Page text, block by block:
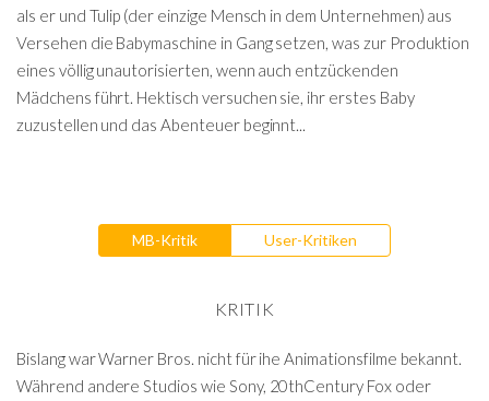
als er und Tulip (der einzige Mensch in dem Unternehmen) aus
Versehen die Babymaschine in Gang setzen, was zur Produktion
eines völlig unautorisierten, wenn auch entzückenden
Mädchens führt. Hektisch versuchen sie, ihr erstes Baby
zuzustellen und das Abenteuer beginnt...
MB-Kritik User-Kritiken
KRITIK
Bislang war Warner Bros. nicht für ihe Animationsfilme bekannt.
Während andere Studios wie Sony, 20thCentury Fox oder